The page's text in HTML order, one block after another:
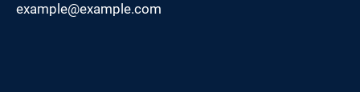
example@example.com